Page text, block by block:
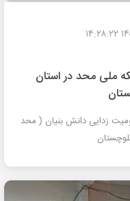
ملی محد در استان
زدایی دانش بنیان ( محد